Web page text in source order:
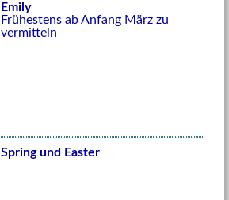
Emily
Frühestens ab Anfang März zu
vermitteln
Spring und Easter